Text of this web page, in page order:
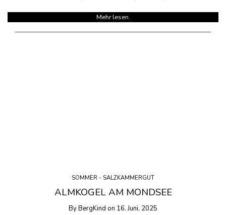
Mehr lesen.
SOMMER - SALZKAMMERGUT
ALMKOGEL AM MONDSEE
ByBergKind on 16. Juni, 2025